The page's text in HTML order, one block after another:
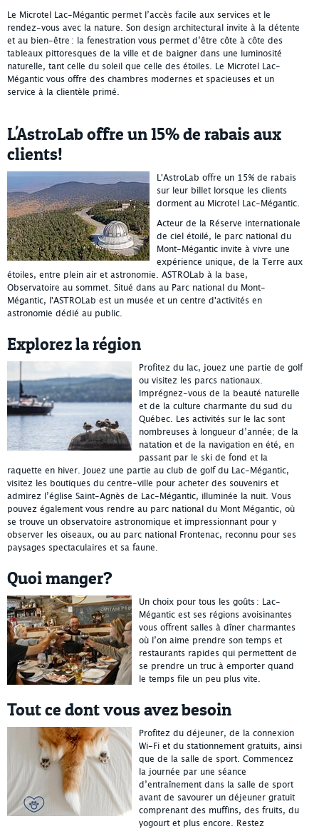
Le Microtel Lac-Mégantic permet l’accès facile aux services et le
rendez-vous avec la nature. Son design architectural invite à la détente
et au bien-être : la fenestration vous permet d’être côte à côte des
tableaux pittoresques de la ville et de baigner dans une luminosité
naturelle, tant celle du soleil que celle des étoiles. Le Microtel Lac-
Mégantic vous offre des chambres modernes et spacieuses et un
service à la clientèle primé.
L'AstroLab offre un 15% de rabais aux
clients!
L'AstroLab offre un 15% de rabais
sur leur billet lorsque les clients
dorment au Microtel Lac-Mégantic.
Acteur de la Réserve internationale
de ciel étoilé, le parc national du
Mont‑Mégantic invite à vivre une
expérience unique, de la Terre aux
étoiles, entre plein air et astronomie. ASTROLab à la base,
Observatoire au sommet. Situé dans au Parc national du Mont-
Mégantic, l'ASTROLab est un musée et un centre d'activités en
astronomie dédié au public.
Explorez la région
Profitez du lac, jouez une partie de golf
ou visitez les parcs nationaux.
Imprégnez-vous de la beauté naturelle
et de la culture charmante du sud du
Québec. Les activités sur le lac sont
nombreuses à longueur d’année; de la
natation et de la navigation en été, en
passant par le ski de fond et la
raquette en hiver. Jouez une partie au club de golf du Lac-Mégantic,
visitez les boutiques du centre-ville pour acheter des souvenirs et
admirez l’église Saint-Agnès de Lac-Mégantic, illuminée la nuit. Vous
pouvez également vous rendre au parc national du Mont Mégantic, où
se trouve un observatoire astronomique et impressionnant pour y
observer les oiseaux, ou au parc national Frontenac, reconnu pour ses
paysages spectaculaires et sa faune.
Quoi manger?
Un choix pour tous les goûts : Lac-
Mégantic est ses régions avoisinantes
vous offrent salles à dîner charmantes
où l’on aime prendre son temps et
restaurants rapides qui permettent de
se prendre un truc à emporter quand
le temps file un peu plus vite.
Tout ce dont vous avez besoin
Profitez du déjeuner, de la connexion
Wi-Fi et du stationnement gratuits, ainsi
que de la salle de sport. Commencez
la journée par une séance
d’entraînement dans la salle de sport
avant de savourer un déjeuner gratuit
comprenant des muffins, des fruits, du
yogourt et plus encore. Restez